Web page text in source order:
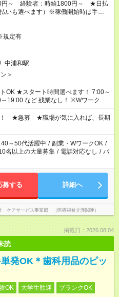
円～ 経験者：時給1800円～ ★日払
いも選べます）※稼働開始時は手続き
ます。
規定有
/ 中浦和駅
＞
！ 7:00～
など 残業なし！ ※Wワークの
週40時間超の就業はご案内できませ
間以上勤務は社会保険への加入対象
（日雇い派遣の原則禁止）により、
案内が難しい場合があります
！ ★急募 ★職場が気に入れば、長期
40～50代活躍中 / 副業・WワークOK /
名以上の大量募集 / 電話対応なし / パ
募する 詳細へ
ケアサービス事業部 （医療福祉介護関連）
掲載日：2026.08.04
読
発OK＊歯科用品のピッ
OK 大学生歓迎 ブランクOK